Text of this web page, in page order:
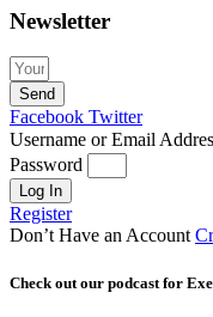
Newsletter
Send
Facebook Twitter
Username or Email
Password
Log In
Register
Don’t Have an Account
Check out our podcast for